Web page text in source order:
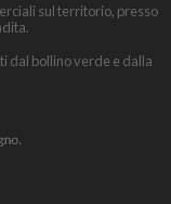
sul territorio, presso
dal bollino verde e dalla